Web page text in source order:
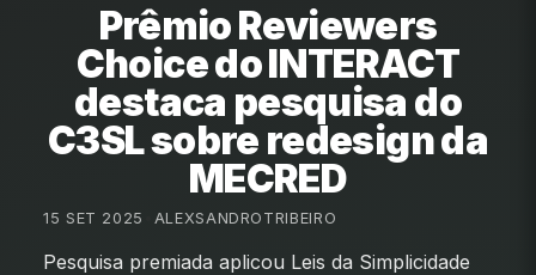
Prêmio Reviewers
Choice do INTERACT
destaca pesquisa do
C3SL sobre redesign da
MECRED
15 SET 2025 ALEXSANDROTRIBEIRO
Pesquisa premiada aplicou Leis da Simplicidade